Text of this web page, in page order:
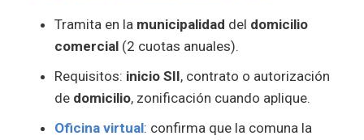
Tramita en la municipalidad del domicilio
comercial(2 cuotas anuales).
Requisitos: inicio SII, contrato o autorización
de domicilio, zonificación cuando aplique.
Oficina virtual: confirma que la comuna la